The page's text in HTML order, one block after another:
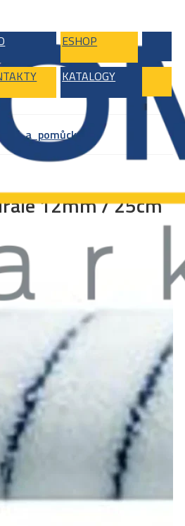
ESHOP
KATALOGY
a pomůcky
12mm / 25cm